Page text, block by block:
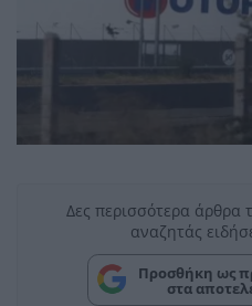
Δες περισσότερα άρθρα
αναζητάς
Προσθήκη ως
στα